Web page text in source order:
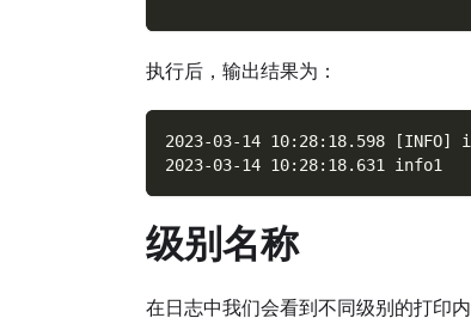
执行后，输出结果为：
2023-03-14 10:28:18.598 [INFO]
2023-03-14 10:28:18.631 info1
级别名称
在日志中我们会看到不同级别的打印